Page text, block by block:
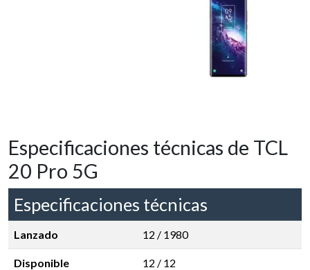
Especificaciones técnicas de TCL
20 Pro 5G
Especificaciones técnicas
Lanzado 12 / 1980
Disponible 12 / 12